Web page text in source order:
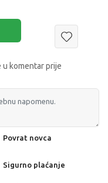
u komentar prije
Povrat novca
Sigurno plaćanje